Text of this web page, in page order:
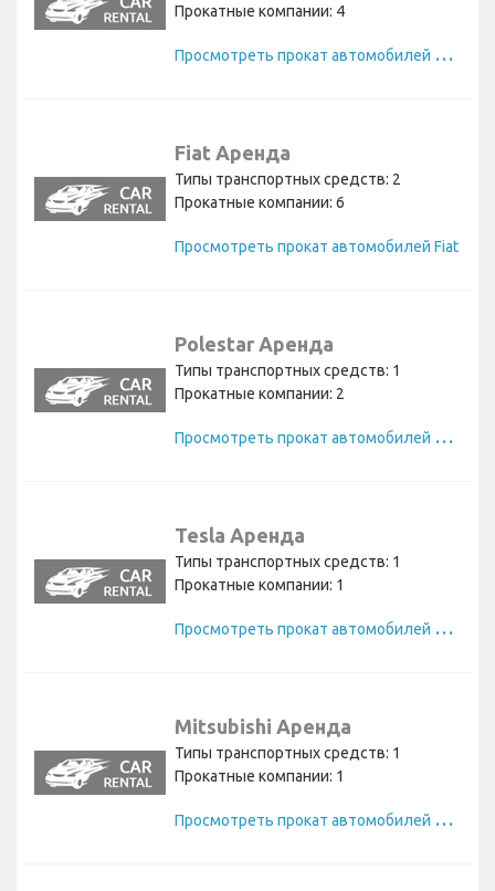
Прокатные компании: 4
П
росмотреть прокат автомобилей Toyota
Fiat Аренда
Типы транспортных средств: 2
Прокатные компании: 6
Просмотреть прокат автомобилей Fiat
Polestar Аренда
Типы транспортных средств: 1
Прокатные компании: 2
П
росмотреть прокат автомобилей Polestar
Tesla Аренда
Типы транспортных средств: 1
Прокатные компании: 1
П
росмотреть прокат автомобилей Tesla
Mitsubishi Аренда
Типы транспортных средств: 1
Прокатные компании: 1
П
росмотреть прокат автомобилей Mitsubishi